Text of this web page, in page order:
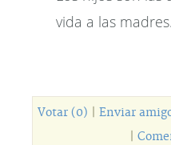
vida a las madres.
Votar (0) Enviar